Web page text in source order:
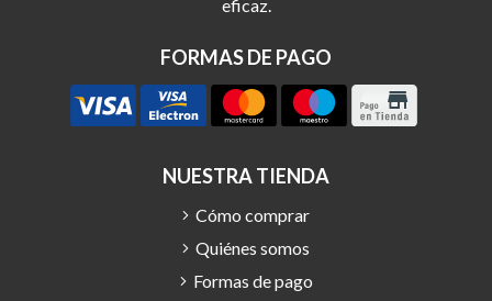
eficaz.
FORMAS DE PAGO
NUESTRA TIENDA
Cómo comprar
Quiénes somos
Formas de pago